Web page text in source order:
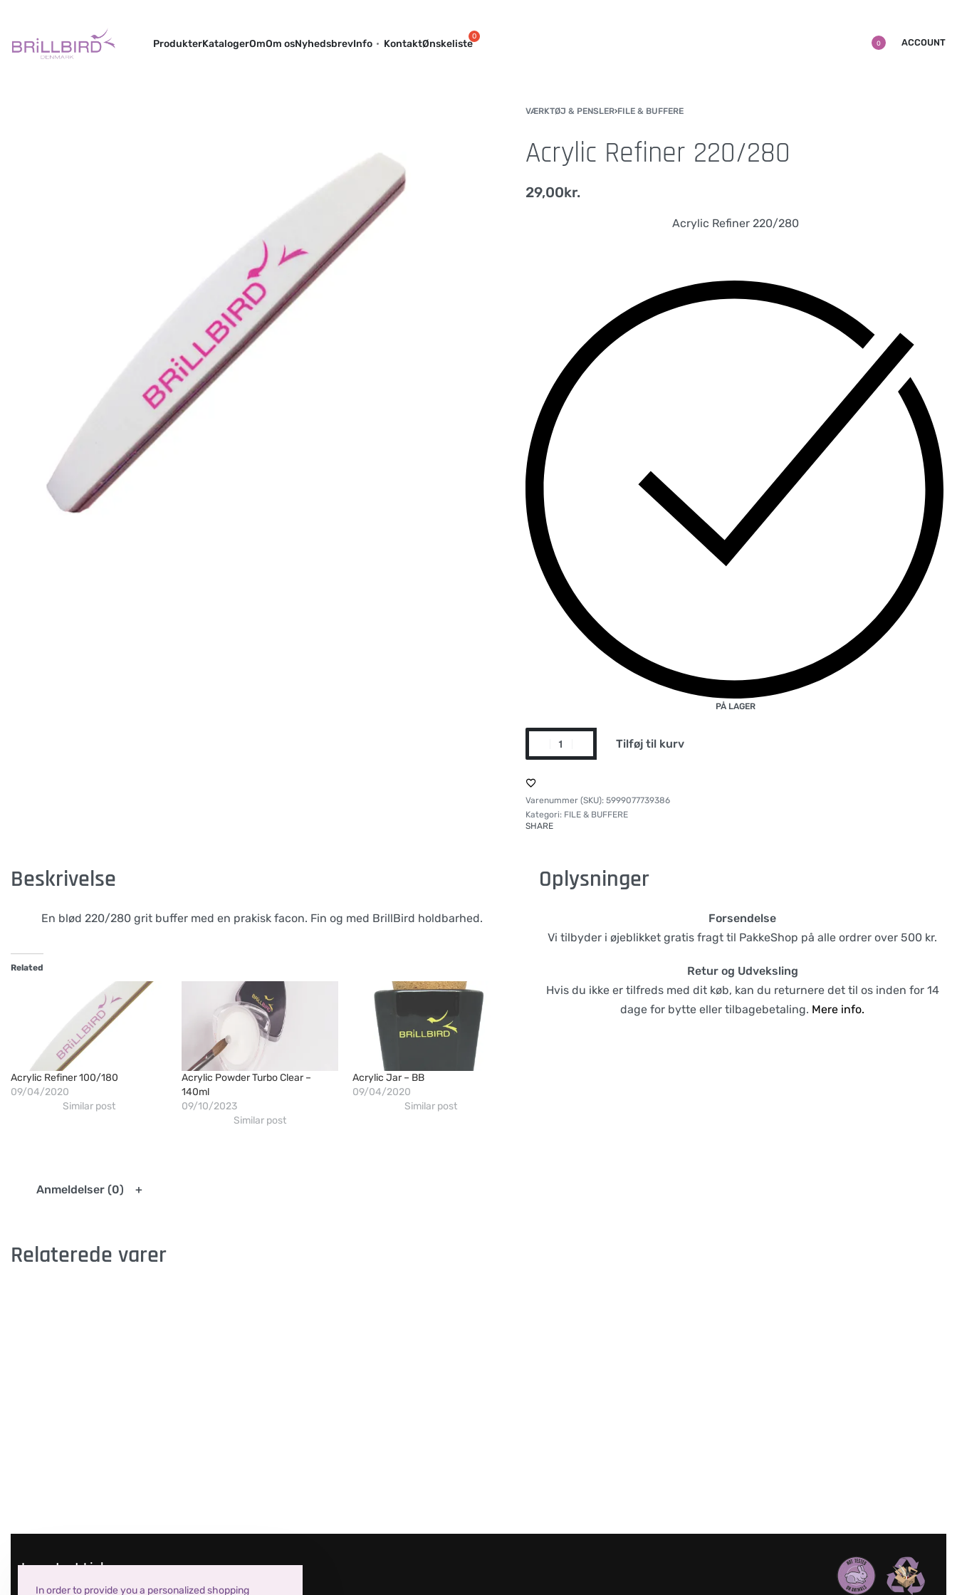
ProdukterKatalogerOmOm osNyhedsbrevInfo KontaktØnskeliste 0 ACCOUNT
VÆRKTØJ & PENSLER›FILE & BUFFERE
Acrylic Refiner 220/280
29,00kr.
Acrylic Refiner 220/280
PÅ LAGER
Tilføj til kurv
5999077739386
Kategori: FILE & BUFFERE
SHARE
Beskrivelse
En blød 220/280 grit buffer med en prakisk facon. Fin og med BrillBird holdbarhed.
Related
Acrylic Refiner 100/180
09/04/2020
Similar post
Acrylic Powder Turbo Clear –
140ml
09/10/2023
Similar post
Acrylic Jar – BB
09/04/2020
Similar post
Oplysninger
Forsendelse
Vi tilbyder i øjeblikket gratis fragt til PakkeShop på alle ordrer over 500 kr.
Retur og Udveksling
Hvis du ikke er tilfreds med dit køb, kan du returnere det til os inden for 14
dage for bytte eller tilbagebetaling. Mere info.
Anmeldelser (0)
Relaterede varer
Important Links
In order to provide you a personalized shopping